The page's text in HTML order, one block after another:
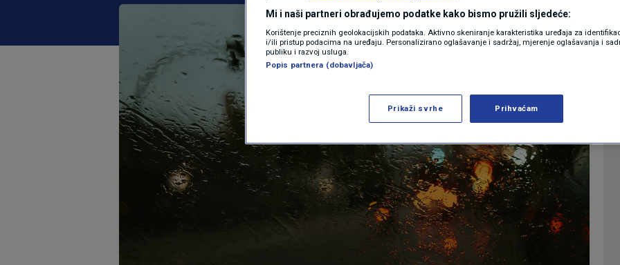
FOTO
VIDEO
Mi i naši partneri obrađujemo podatke kako bismo pružili sljedeće:
Korištenje preciznih geolokacijskih podataka. Aktivno skeniranje karakteristika uređaja za
i/ili pristup podacima na uređaju. Personalizirano oglašavanje i sadržaj, mjerenje oglašavanja i
publiku i razvoj usluga.
Popis partnera (dobavljača)
Prikaži svrhe Prihvaćam